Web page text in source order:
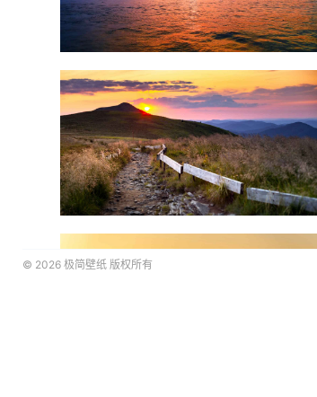
© 2026 极简壁纸 版权所有